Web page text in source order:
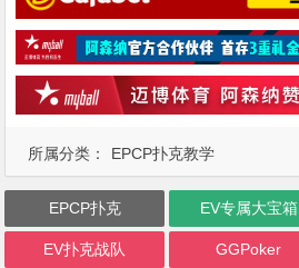
所属分类： EPCP扑克教学
EPCP扑克 EV专属大宝箱
EV扑克战队 GGPoker